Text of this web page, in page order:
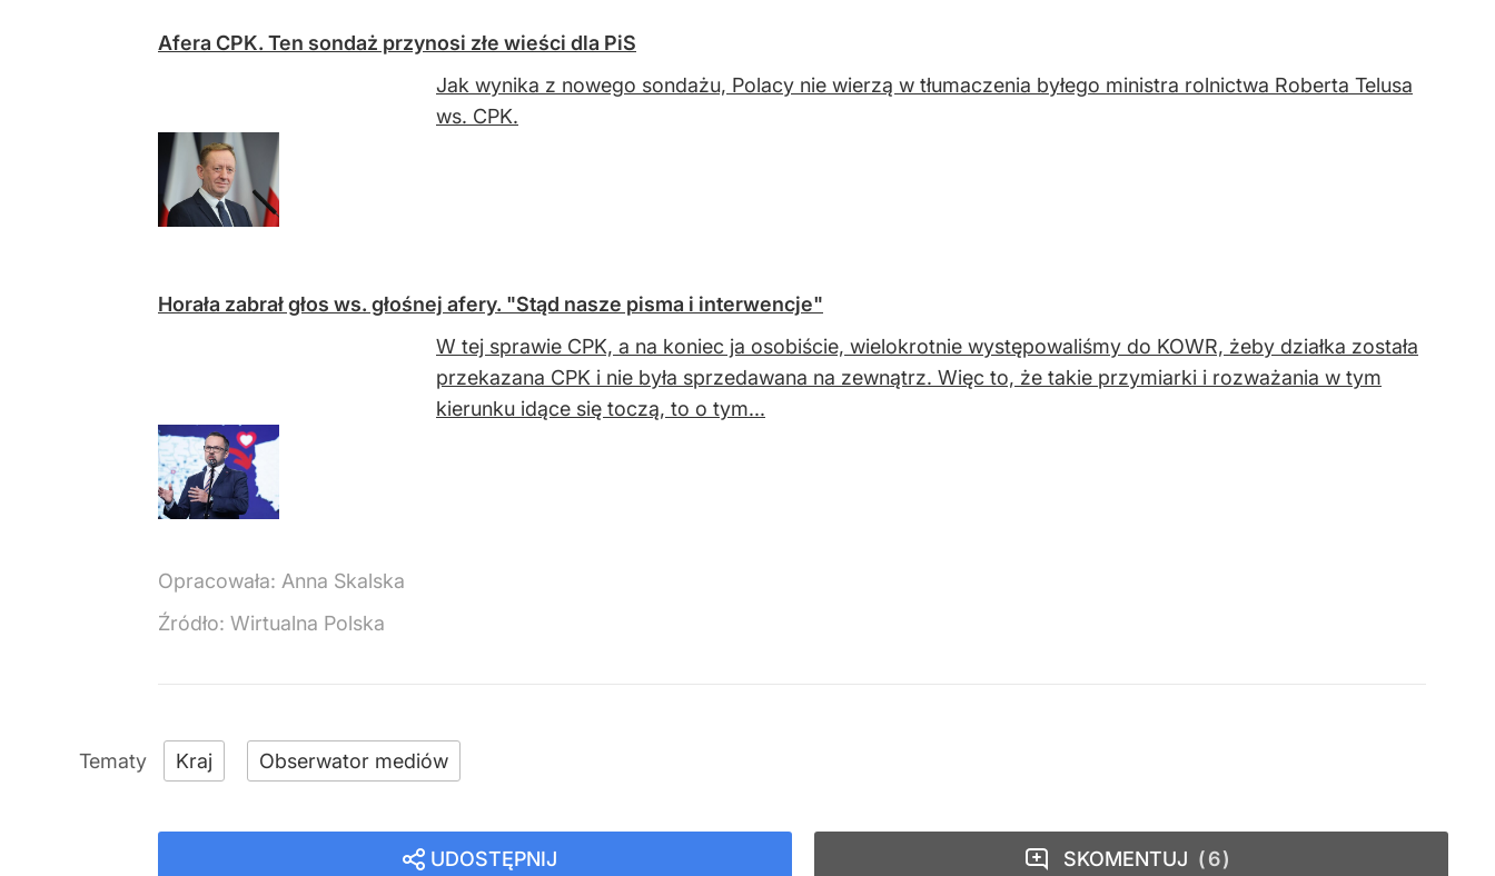
Afera CPK. Ten sondaż przynosi złe wieści dla PiS
Jak wynika z nowego sondażu, Polacy nie wierzą w tłumaczenia byłego ministra rolnictwa Roberta Telusa
ws. CPK.
Horała zabrał głos ws. głośnej afery. "Stąd nasze pisma i interwencje"
W tej sprawie CPK, a na koniec ja osobiście, wielokrotnie występowaliśmy do KOWR, żeby działka została
przekazana CPK i nie była sprzedawana na zewnątrz. Więc to, że takie przymiarki i rozważania w tym
kierunku idące się toczą, to o tym...
Opracowała: Anna Skalska
Źródło: Wirtualna Polska
Kraj Obserwator mediów
UDOSTĘPNIJ SKOMENTUJ 6